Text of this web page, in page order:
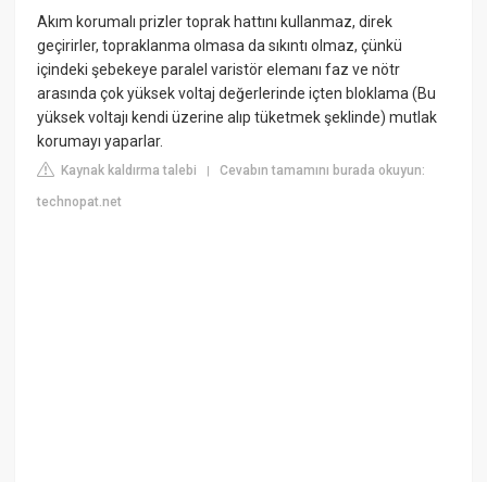
Akım korumalı prizler toprak hattını kullanmaz, direk
geçirirler, topraklanma olmasa da sıkıntı olmaz, çünkü
içindeki şebekeye paralelvaristörelemanı faz ve nötr
arasında çok yüksek voltaj değerlerinde içten bloklama (Bu
yüksek voltajı kendi üzerine alıp tüketmek şeklinde) mutlak
korumayı yaparlar.
Kaynak kaldırma talebi |Cevabın tamamını burada okuyun:
technopat.net